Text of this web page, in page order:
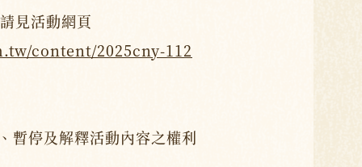
見活動網頁
content/2025cny-112
暫停及解釋活動內容之權利